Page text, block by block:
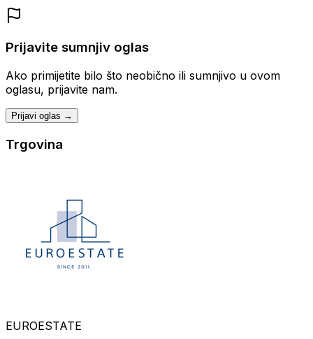
Prijavite sumnjiv oglas
Ako primijetite bilo što neobično ili sumnjivo u ovom
oglasu, prijavite nam.
Prijavi oglas →
Trgovina
EUROESTATE